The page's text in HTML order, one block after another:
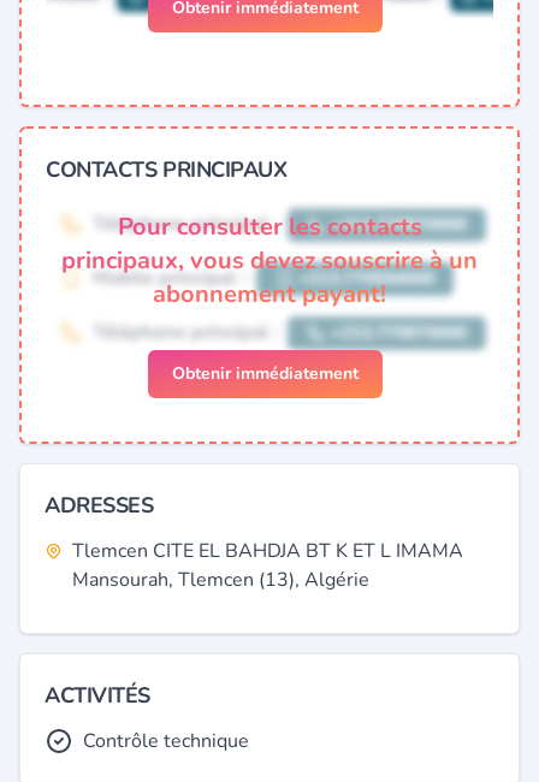
Obtenir immédiatement
CONTACTS PRINCIPAUX
Pour consulter les contacts
principaux, vous devez souscrire à un
abonnement payant!
Obtenir immédiatement
ADRESSES
Tlemcen CITE EL BAHDJA BT K ET L IMAMA
Mansourah, Tlemcen (13), Algérie
ACTIVITÉS
Contrôle technique